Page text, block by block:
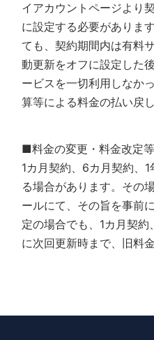
イアカウントページより
に設定する必要がありま
ても、契約期間内は有料
動更新をオフに設定した
ービスを一切利用しなか
算等による料金の払い戻
■料金の変更・料金改定等
1カ月契約、6カ月契約、
る場合があります。その
ールにて、その旨を事前
定の場合でも、1カ月契
に次回更新時まで、旧料